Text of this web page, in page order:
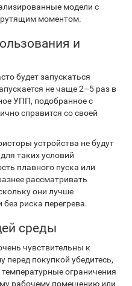
модели с
моментом.
и
будет запускаться
не чаще 2–5 раз в
УПП, подобранное с
справится со своей
устройства не будут
таких условий
плавного пуска или
рассматривать
они лучше
риска перегрева.
среды
чувствительны к
перед покупкой убедитесь,
ограничения
рабочему помещению или